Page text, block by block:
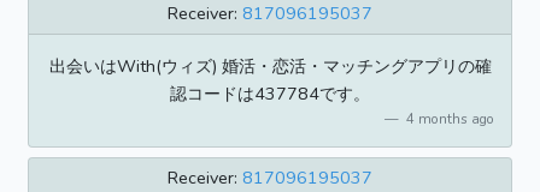
Receiver: 817096195037
出会いはWith(ウィズ) 婚活・恋活・マッチングアプリの確
認コードは437784です。
4 months ago
Receiver: 817096195037